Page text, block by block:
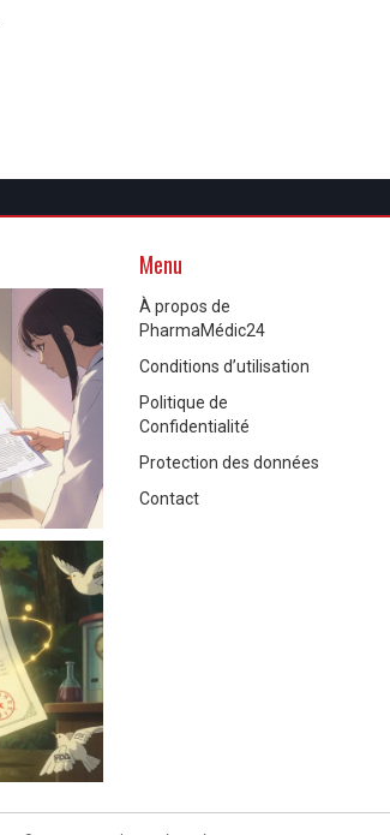
Menu
À propos de
PharmaMédic24
Conditions d’utilisation
Politique de
Confidentialité
Protection des données
Contact